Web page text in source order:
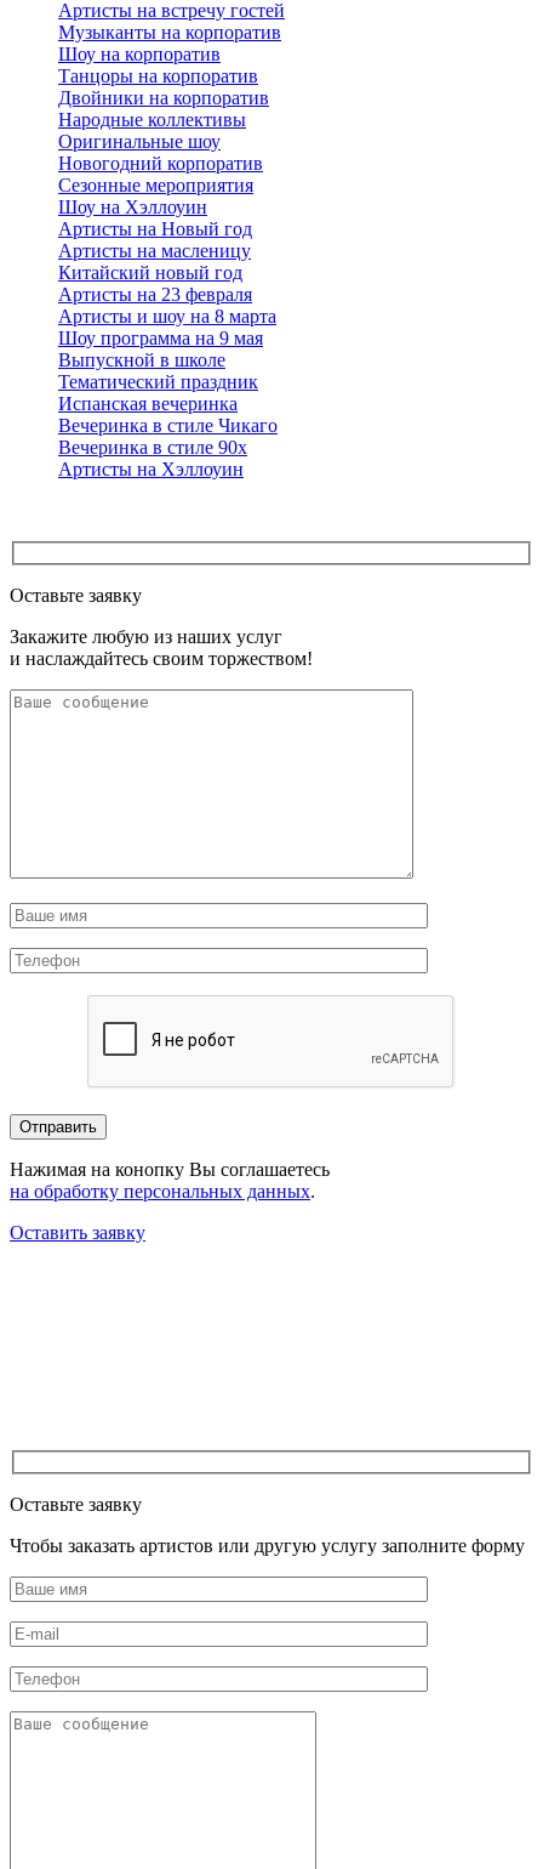
Артисты на встречу гостей
Музыканты на корпоратив
Шоу на корпоратив
Танцоры на корпоратив
Двойники на корпоратив
Народные коллективы
Оригинальные шоу
Новогодний корпоратив
Сезонные мероприятия
Шоу на Хэллоуин
Артисты на Новый год
Артисты на масленицу
Китайский новый год
Артисты на 23 февраля
Артисты и шоу на 8 марта
Шоу программа на 9 мая
Выпускной в школе
Тематический праздник
Испанская вечеринка
Вечеринка в стиле Чикаго
Вечеринка в стиле 90х
Артисты на Хэллоуин
Оставьте заявку
Закажите любую из наших услуг
и наслаждайтесь своим торжеством!
Нажимая на конопку Вы соглашаетесь
на обработку персональных данных.
Оставить заявку
Оставьте заявку
Чтобы заказать артистов или другую услугу заполните форму